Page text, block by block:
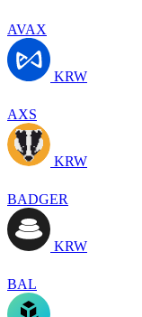
AVAX
KRW
AXS
KRW
BADGER
KRW
BAL